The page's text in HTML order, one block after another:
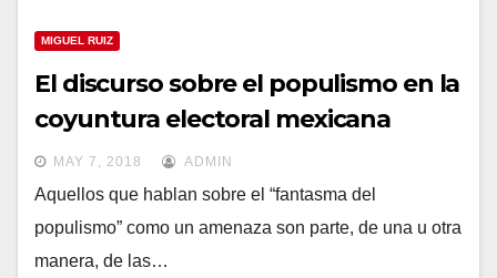
MIGUEL RUIZ
El discurso sobre el populismo en la
coyuntura electoral mexicana
MAY 7, 2018 ADMIN
Aquellos que hablan sobre el “fantasma del
populismo” como un amenaza son parte, de una u otra
manera, de las…